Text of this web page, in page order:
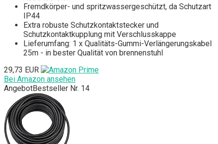
Fremdkörper- und spritzwassergeschützt, da Schutzart
IP44
Extra robuste Schutzkontaktstecker und
Schutzkontaktkupplung mit Verschlusskappe
Lieferumfang: 1 x Qualitäts-Gummi-Verlängerungskabel
25m - in bester Qualität von brennenstuhl
29,73 EUR
Bei Amazon ansehen
AngebotBestseller Nr. 14